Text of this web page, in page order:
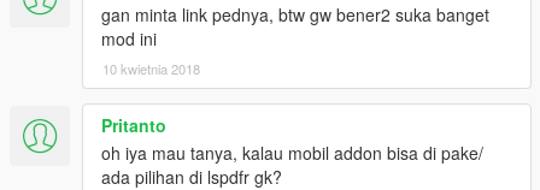
gan minta link pednya, btw gw bener2 suka banget
mod ini
10 kwietnia 2018
Pritanto
oh iya mau tanya, kalau mobil addon bisa di pake/
ada pilihan di lspdfr gk?